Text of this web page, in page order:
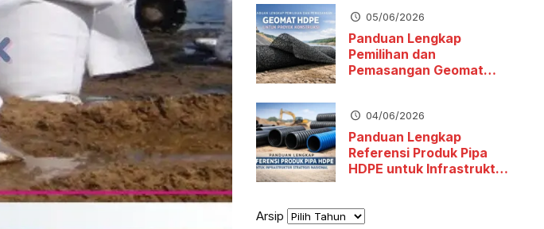
05/06/2026
Panduan Lengkap
Pemilihan dan
Pemasangan Geomat
04/06/2026
Panduan Lengkap
Referensi Produk Pipa
HDPE untuk Infrastruktur
Arsip